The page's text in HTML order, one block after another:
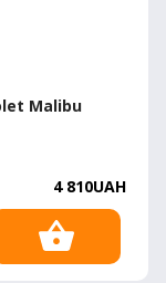
Malibu
4 810UAH